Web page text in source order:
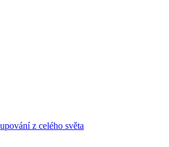
z celého světa